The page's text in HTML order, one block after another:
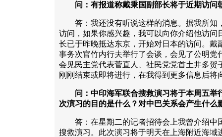
问：有报道称戴秉国副部长将于近期访问
答：我还没有听说这样的消息。据我所知
访问，如果你感兴趣，我可以向你介绍他访问
长已于昨晚抵达东京，开始对日本的访问。戴
事务次官竹内行夫举行了会谈，会见了公明党
会见民主党代表菅直人、社民党党首土井多贺
刚刚结束或即将进行，在我得到更多信息后将
问：中印海军联合搜救演习将于本周五举
次演习的目的是什么？对中巴关系会产生什么
答：在星期二的记者招待会上我曾介绍中
搜救演习。此次演习将于明天在上海附近海域